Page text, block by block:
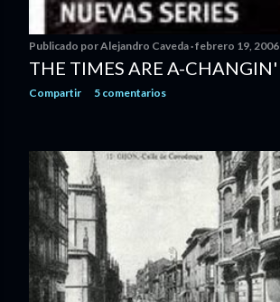
Publicado porAlejandro Caveda febrero 19, 2006
THE TIMES ARE A-CHANGIN'
Compartir 5 comentarios